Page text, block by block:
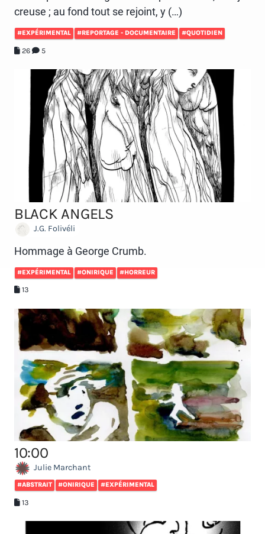
creuse ; au fond tout se rejoint, y (…)
#EXPÉRIMENTAL #REPORTAGE - DOCUMENTAIRE #QUOTIDIEN
26 5
BLACK ANGELS
J.G. Folivéli
Hommage à George Crumb.
#EXPÉRIMENTAL #ONIRIQUE #HORREUR
13
10:00
Julie Marchant
#ABSTRAIT #ONIRIQUE #EXPÉRIMENTAL
13